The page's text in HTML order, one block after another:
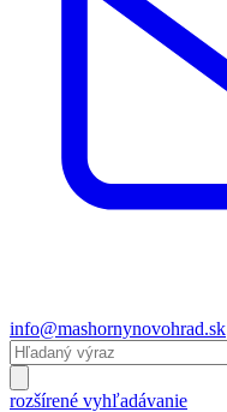
info@mashornynovohrad.sk
rozšírené vyhľadávanie